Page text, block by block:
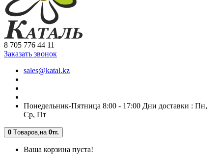
8 705 776 44 11
Заказать звонок
sales@katal.kz
Понедельник-Пятница 8:00 - 17:00 Дни доставки : Пн,
Ср, Пт
0 Tоваров, на 0тг.
Ваша корзина пуста!